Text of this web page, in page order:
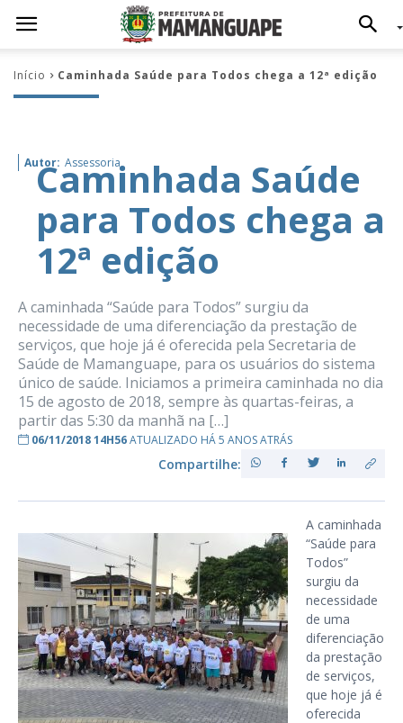
Início Caminhada Saúde para Todos chega a 12ª edição
Autor: Assessoria
Caminhada Saúde
para Todos chega a
12ª edição
A caminhada “Saúde para Todos” surgiu da
necessidade de uma diferenciação da prestação de
serviços, que hoje já é oferecida pela Secretaria de
Saúde de Mamanguape, para os usuários do sistema
único de saúde. Iniciamos a primeira caminhada no dia
15 de agosto de 2018, sempre às quartas-feiras, a
partir das 5:30 da manhã na […]
06/11/2018 14H56ATUALIZADO HÁ 5 ANOS ATRÁS
Compartilhe:
A caminhada
“Saúde para
Todos”
surgiu da
necessidade
de uma
diferenciação
da prestação
de serviços,
que hoje já é
oferecida